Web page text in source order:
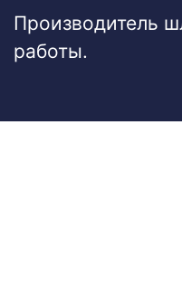
Производитель
работы.